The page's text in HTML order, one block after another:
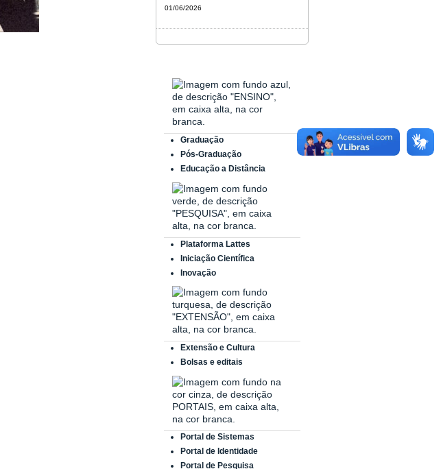
01/06/2026
Graduação
Pós-Graduação
Educação a Distância
Plataforma Lattes
Iniciação Científica
Inovação
Extensão e Cultura
Bolsas e editais
Portal de Sistemas
Portal de Identidade
Portal de Pesquisa